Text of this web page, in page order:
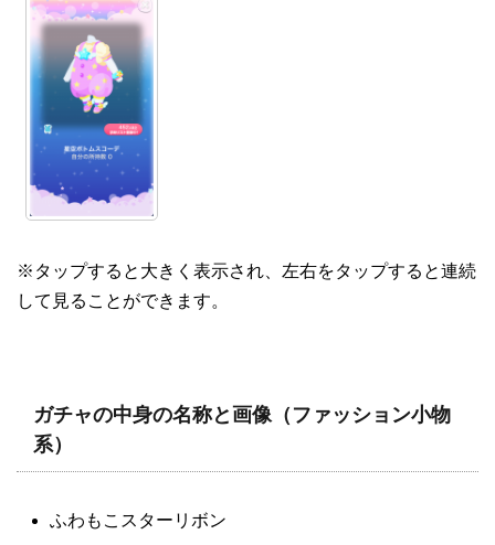
※タップすると大きく表示され、左右をタップすると連続
して見ることができます。
ガチャの中身の名称と画像（ファッション小物
系）
ふわもこスターリボン